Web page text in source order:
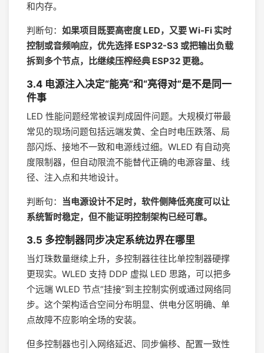
和内存。
判断句： 如果项目既要高密度 LED，又要 Wi-Fi 实时
控制或音频响应，优先选择 ESP32-S3 或把输出负载
拆到多个节点，比继续压榨经典 ESP32 更稳。
3.4 电源注入决定“能亮”和“亮得对”是不是同一
件事
LED 性能问题经常被误判成固件问题。大规模灯带最
常见的现场问题包括远端发黄、全白时电压跌落、局
部闪烁、接地不一致和电源线过细。WLED 有自动亮
度限制器，但自动限流不能替代正确的电源容量、线
径、注入点和共地设计。
判断句： 当电源设计不足时，软件侧降低亮度可以让
系统暂时稳定，但不能证明控制架构已经可靠。
3.5 多控制器同步决定系统边界在哪里
当灯珠数量继续上升，多控制器往往比单控制器硬撑
更现实。WLED 支持 DDP 虚拟 LED 思路，可以把多
个远端 WLED 节点“挂接”到主控制实例或通过网络同
步。这个架构适合空间分布明显、供电分区明确、单
点故障不应影响全场的安装。
但多控制器也引入网络延迟、同步偏移、配置一致性